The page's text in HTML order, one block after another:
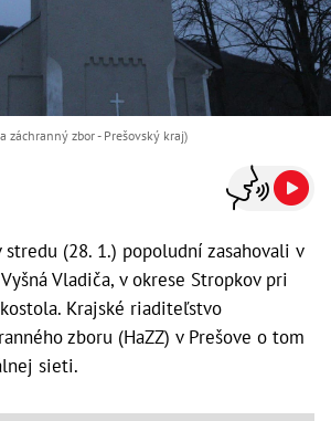
záchranný zbor - Prešovský kraj)
stredu (28. 1.) popoludní zasahovali v
Vladiča, v okrese Stropkov pri
Krajské riaditeľstvo
zboru (HaZZ) v Prešove o tom
sieti.